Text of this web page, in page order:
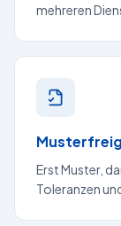
mehreren
Erst Muster,
Toleranzen